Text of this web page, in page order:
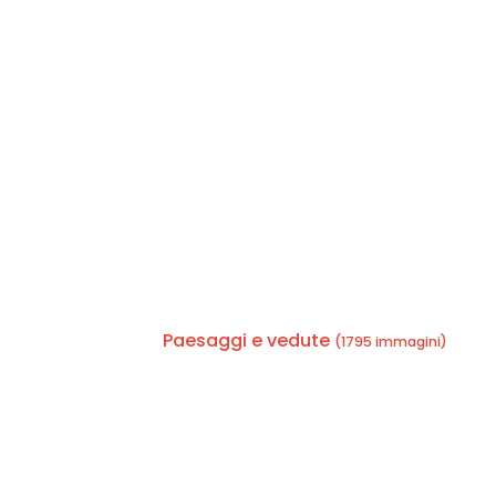
Paesaggi e vedute (1795 immagini)